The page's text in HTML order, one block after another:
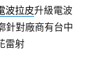
波拉皮升級電波
針對廠商有台中
雷射